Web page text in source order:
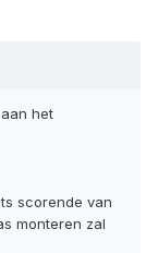
het
scorende van
monteren zal